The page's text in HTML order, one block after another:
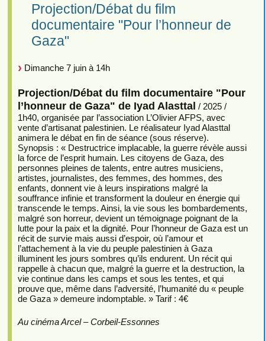
Projection/Débat du film
documentaire "Pour l’honneur de
Gaza"
Dimanche 7 juin à 14h
Projection/Débat du film documentaire "Pour
l’honneur de Gaza" de Iyad Alasttal / 2025 /
1h40, organisée par l’association L’Olivier AFPS, avec
vente d’artisanat palestinien. Le réalisateur Iyad Alasttal
animera le débat en fin de séance (sous réserve).
Synopsis : « Destructrice implacable, la guerre révèle aussi
la force de l’esprit humain. Les citoyens de Gaza, des
personnes pleines de talents, entre autres musiciens,
artistes, journalistes, des femmes, des hommes, des
enfants, donnent vie à leurs inspirations malgré la
souffrance infinie et transforment la douleur en énergie qui
transcende le temps. Ainsi, la vie sous les bombardements,
malgré son horreur, devient un témoignage poignant de la
lutte pour la paix et la dignité. Pour l’honneur de Gaza est un
récit de survie mais aussi d’espoir, où l’amour et
l’attachement à la vie du peuple palestinien à Gaza
illuminent les jours sombres qu’ils endurent. Un récit qui
rappelle à chacun que, malgré la guerre et la destruction, la
vie continue dans les camps et sous les tentes, et qui
prouve que, même dans l’adversité, l’humanité du « peuple
de Gaza » demeure indomptable. » Tarif : 4€
Au cinéma Arcel – Corbeil-Essonnes